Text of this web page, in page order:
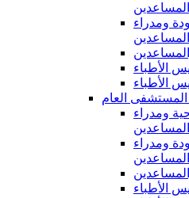
المساعدين
ومدراء
المساعدين
الأطباء
الأطباء
المستشفى العام
ومدراء
المساعدين
ومدراء
المساعدين
الأطباء